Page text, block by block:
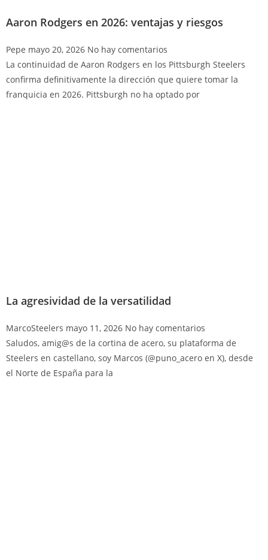
Aaron Rodgers en 2026: ventajas y riesgos
Pepe mayo 20, 2026 No hay comentarios
La continuidad de Aaron Rodgers en los Pittsburgh Steelers
confirma definitivamente la dirección que quiere tomar la
franquicia en 2026. Pittsburgh no ha optado por
La agresividad de la versatilidad
MarcoSteelers mayo 11, 2026 No hay comentarios
Saludos, amig@s de la cortina de acero, su plataforma de
Steelers en castellano, soy Marcos (@puno_acero en X), desde
el Norte de España para la